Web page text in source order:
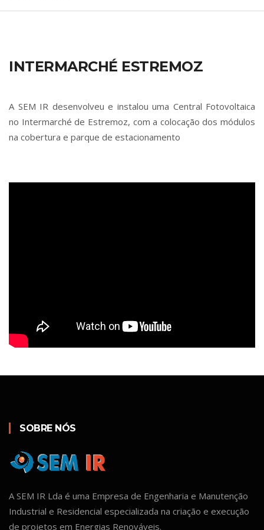
INTERMARCHÉ ESTREMOZ
A SEM IR desenvolveu e instalou uma Central Fotovoltaica
no Intermarché de Estremoz, com a colocação dos módulos
na cobertura e parque de estacionamento
SOBRE NÓS
A SEM IR Lda é uma Empresa de Engenharia e Manutenção
Industrial e Residencial especializada na criação e execução
de projetos em Energias Renováveis.